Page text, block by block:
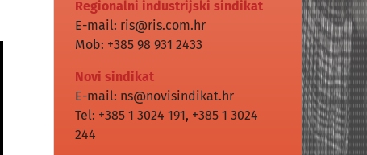
Regionalni industrijski sindikat
E-mail: ris@ris.com.hr
Mob: +385 98 931 2433
Novi sindikat
E-mail: ns@novisindikat.hr
Tel: +385 1 3024 191, +385 1 3024
244